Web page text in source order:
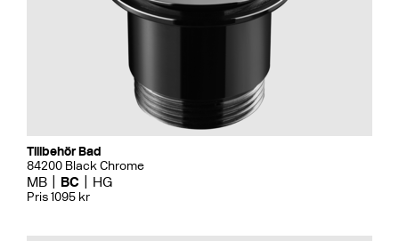
Tillbehör Bad
84200 Black Chrome
MB BC HG
Pris 1095 kr